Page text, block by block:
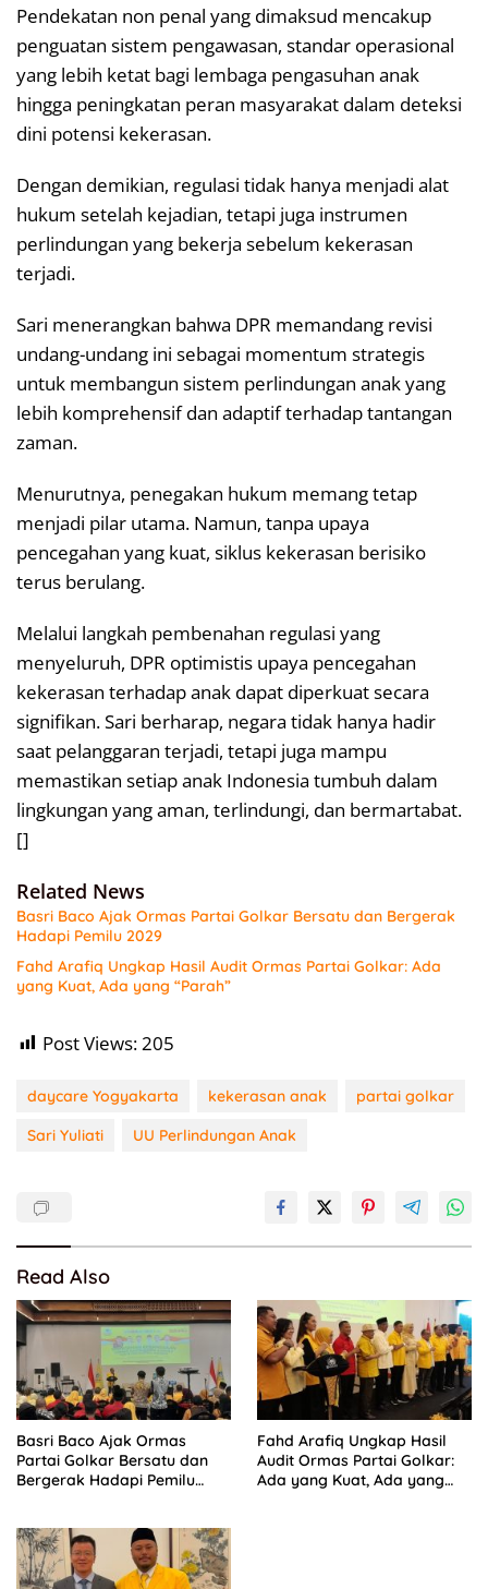
Pendekatan non penal yang dimaksud mencakup
penguatan sistem pengawasan, standar operasional
yang lebih ketat bagi lembaga pengasuhan anak
hingga peningkatan peran masyarakat dalam deteksi
dini potensi kekerasan.
Dengan demikian, regulasi tidak hanya menjadi alat
hukum setelah kejadian, tetapi juga instrumen
perlindungan yang bekerja sebelum kekerasan
terjadi.
Sari menerangkan bahwa DPR memandang revisi
undang-undang ini sebagai momentum strategis
untuk membangun sistem perlindungan anak yang
lebih komprehensif dan adaptif terhadap tantangan
zaman.
Menurutnya, penegakan hukum memang tetap
menjadi pilar utama. Namun, tanpa upaya
pencegahan yang kuat, siklus kekerasan berisiko
terus berulang.
Melalui langkah pembenahan regulasi yang
menyeluruh, DPR optimistis upaya pencegahan
kekerasan terhadap anak dapat diperkuat secara
signifikan. Sari berharap, negara tidak hanya hadir
saat pelanggaran terjadi, tetapi juga mampu
memastikan setiap anak Indonesia tumbuh dalam
lingkungan yang aman, terlindungi, dan bermartabat.
[]
Related News
Basri Baco Ajak Ormas Partai Golkar Bersatu dan Bergerak
Hadapi Pemilu 2029
Fahd Arafiq Ungkap Hasil Audit Ormas Partai Golkar: Ada
yang Kuat, Ada yang “Parah”
Post Views:205
daycare Yogyakarta kekerasan anak
partai golkar
Sari Yuliati
UU Perlindungan Anak
Read Also
Basri Baco Ajak Ormas
Partai Golkar Bersatu dan
Bergerak Hadapi Pemilu
Fahd Arafiq Ungkap Hasil
Audit Ormas Partai Golkar:
Ada yang Kuat, Ada yang